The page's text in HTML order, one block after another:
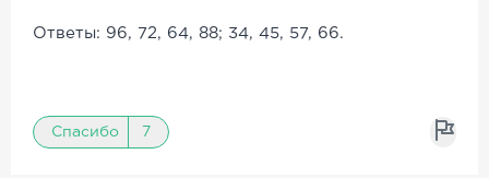
Ответы: 96, 72, 64, 88; 34, 45, 57, 66.
Спасибо 7